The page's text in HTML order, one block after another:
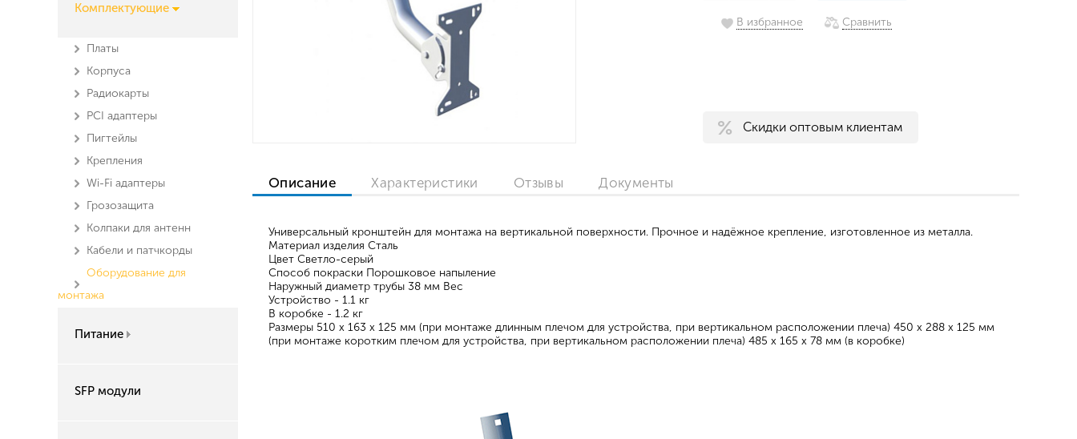
Комплектующие
Платы
Корпуса
Радиокарты
PCI адаптеры
Пигтейлы
Крепления
Wi-Fi адаптеры
Грозозащита
Колпаки для антенн
Кабели и патчкорды
Оборудование для
монтажа
Питание
SFP модули
В избранное Сравнить
Скидки оптовым клиентам
Описание Характеристики Отзывы Документы
Универсальный кронштейн для монтажа на вертикальной поверхности. Прочное и надёжное крепление, изготовленное из металла.
Материал изделия Сталь
Цвет Светло-серый
Способ покраски Порошковое напыление
Наружный диаметр трубы 38 мм Вес
Устройство - 1.1 кг
В коробке - 1.2 кг
Размеры 510 x 163 x 125 мм (при монтаже длинным плечом для устройства, при вертикальном расположении плеча) 450 x 288 x 125 мм
(при монтаже коротким плечом для устройства, при вертикальном расположении плеча) 485 х 165 х 78 мм (в коробке)